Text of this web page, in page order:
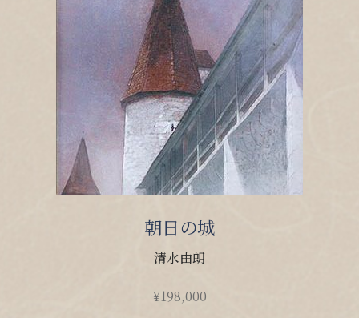
朝日の城
清水由朗
¥198,000